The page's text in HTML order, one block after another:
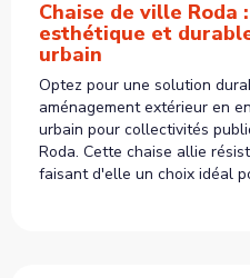
Chaise de ville Roda
esthétique et
urbain
Optez pour une solution
aménagement extérieur en
urbain pour collectivités
Roda. Cette chaise allie
faisant d'elle un choix idéal